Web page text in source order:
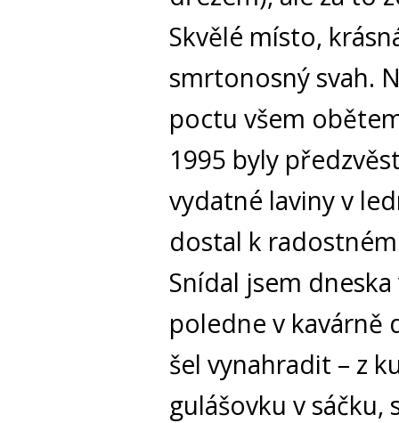
Skvělé místo,
smrtonosný svah.
poctu všem
1995 byly
vydatné laviny v
dostal k
Snídal jsem
poledne v kavárně
šel vynahradit – z
gulášovku v sáčku,